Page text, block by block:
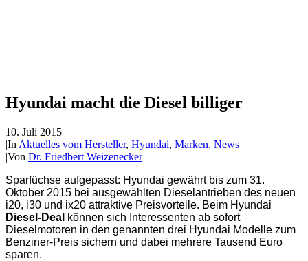
Hyundai macht die Diesel billiger
10. Juli 2015
|In Aktuelles vom Hersteller, Hyundai, Marken, News
|Von Dr. Friedbert Weizenecker
Sparfüchse aufgepasst: Hyundai gewährt bis zum 31.
Oktober 2015 bei ausgewählten Dieselantrieben des neuen
i20, i30 und ix20 attraktive Preisvorteile. Beim Hyundai
Diesel-Deal können sich Interessenten ab sofort
Dieselmotoren in den genannten drei Hyundai Modelle zum
Benziner-Preis sichern und dabei mehrere Tausend Euro
sparen.